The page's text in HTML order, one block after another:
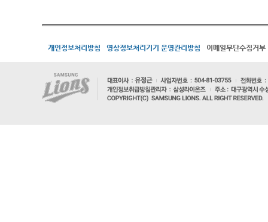
개인정보처리방침 영상정보처리기기 운영관리방침 이메일무단수집거부